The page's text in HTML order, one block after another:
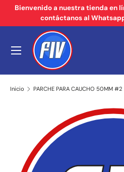
Ir al contenido
Bienvenido a nuestra tienda en
contáctanos al
Buscar
Tipo de producto
Menú
Inicio PARCHE PARA CAUCHO 50MM #2